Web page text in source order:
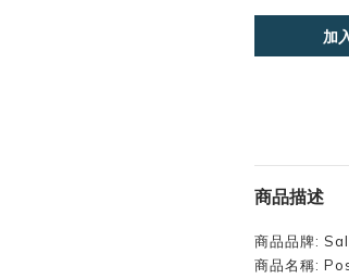
加
商品描述
商品品牌:
商品名稱: